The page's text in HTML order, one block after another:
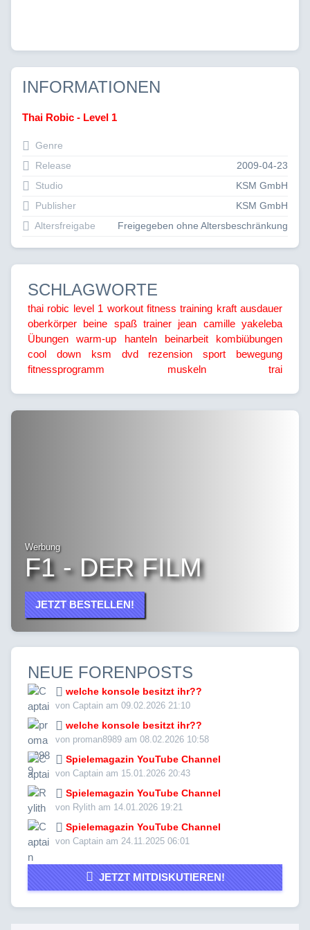
INFORMATIONEN
Thai Robic - Level 1
Genre
Release
2009-04-23
Studio
KSM GmbH
Publisher
KSM GmbH
Altersfreigabe
Freigegeben ohne Altersbeschränkung
SCHLAGWORTE
thai robic level 1 workout fitness training kraft ausdauer
oberkörper beine spaß trainer jean camille yakeleba
Übungen
warm-up hanteln beinarbeit
kombiübungen
cool down
ksm dvd rezension sport
bewegung
fitnessprogramm
muskeln trai
Werbung
F1 - DER FILM
JETZT BESTELLEN!
NEUE FORENPOSTS
welche konsole besitzt ihr??
von Captain am 09.02.2026 21:10
welche konsole besitzt ihr??
von proman8989 am 08.02.2026 10:58
Spielemagazin YouTube Channel
von Captain am 15.01.2026 20:43
Spielemagazin YouTube Channel
von Rylith am 14.01.2026 19:21
Spielemagazin YouTube Channel
von Captain am 24.11.2025 06:01
JETZT MITDISKUTIEREN!